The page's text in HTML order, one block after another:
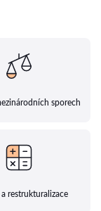
sporech
restrukturalizace